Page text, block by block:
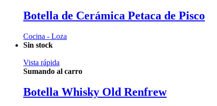
Botella de Cerámica Petaca de Pisco
Cocina - Loza
Sin stock
Vista rápida
Sumando al carro
Botella Whisky Old Renfrew